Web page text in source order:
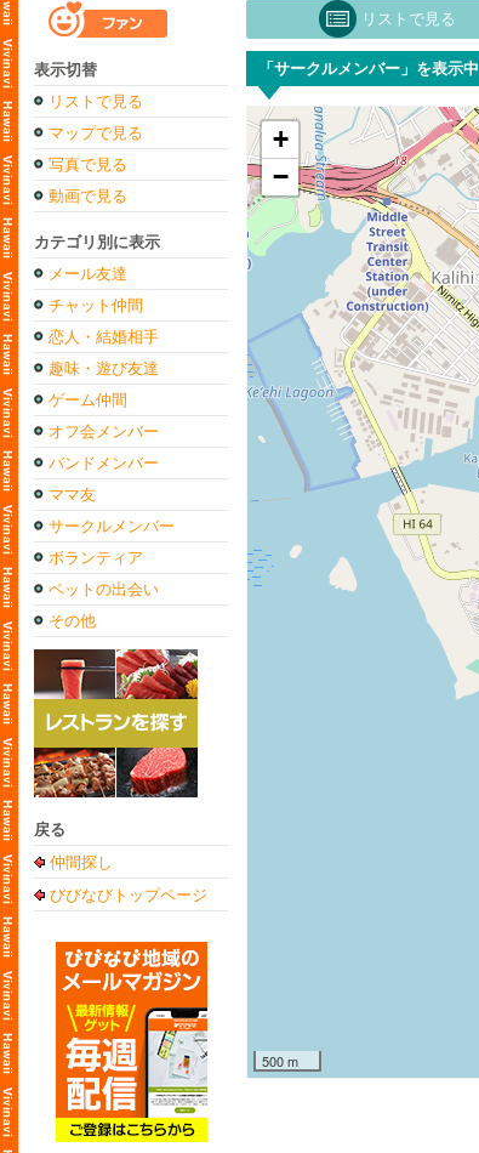
表示切替
リストで見る
マップで見る
写真で見る
動画で見る
カテゴリ別に表示
メール友達
チャット仲間
恋人・結婚相手
趣味・遊び友達
ゲーム仲間
オフ会メンバー
バンドメンバー
ママ友
サークルメンバー
ボランティア
ペットの出会い
その他
戻る
仲間探し
びびなびトップページ
リストで見る
「サークルメンバー」を表示中
+
−
500 m